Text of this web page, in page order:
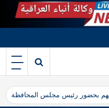
بحضور رئيس مجلس المحافظة